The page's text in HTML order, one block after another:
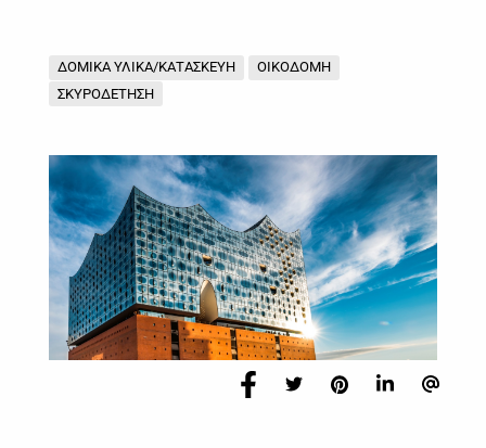
ΔΟΜΙΚΑ ΥΛΙΚΑ/ΚΑΤΑΣΚΕΥΗ
ΟΙΚΟΔΟΜΗ
ΣΚΥΡΟΔΕΤΗΣΗ